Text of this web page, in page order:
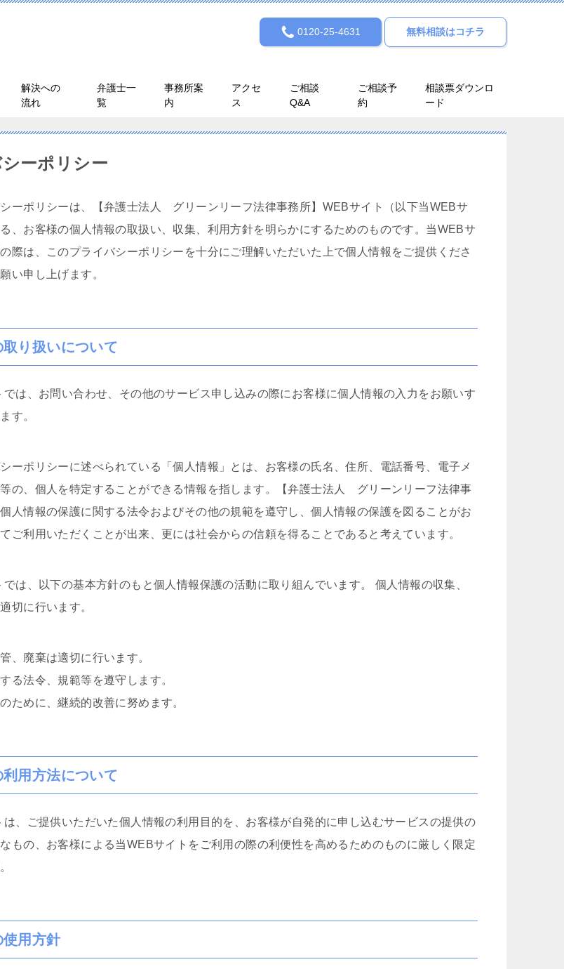
0120-25-4631 無料相談はコチラ
解決への
流れ
弁護士一
覧
事務所案
内
アクセ
ス
ご相談
Q&A
ご相談予
約
相談票ダウンロ
ード
ーポリシー
ーポリシーは、【弁護士法人 グリーンリーフ法律事務所】WEBサイト（以下当WEBサ
、お客様の個人情報の取扱い、収集、利用方針を明らかにするためのものです。当WEBサ
際は、このプライバシーポリシーを十分にご理解いただいた上で個人情報をご提供くださ
い申し上げます。
り扱いについて
では、お問い合わせ、その他のサービス申し込みの際にお客様に個人情報の入力をお願いす
す。
ーポリシーに述べられている「個人情報」とは、お客様の氏名、住所、電話番号、電子メ
の、個人を特定することができる情報を指します。【弁護士法人 グリーンリーフ法律事
人情報の保護に関する法令およびその他の規範を遵守し、個人情報の保護を図ることがお
ご利用いただくことが出来、更には社会からの信頼を得ることであると考えています。
は、以下の基本方針のもと個人情報保護の活動に取り組んでいます。 個人情報の収集、
切に行います。
、廃棄は適切に行います。
る法令、規範等を遵守します。
ために、継続的改善に努めます。
用方法について
は、ご提供いただいた個人情報の利用目的を、お客様が自発的に申し込むサービスの提供の
もの、お客様による当WEBサイトをご利用の際の利便性を高めるためのものに厳しく限定
使用方針
費、不倫
にテクニ
歩いた大
す。事務
です。自
護士さ
のレス
停になる
になりま
ら、ヤオ
栄養ドリ
ri
1 か月 前
交通事故の件で遠藤さんにお世話
になりました。丁寧かつ迅速に対
応していただき、安心してお任せ
れるのも便利でした。ありがとう
ございました。
続きを読む
この度は、夫の労災で会社側との
傷が激しく、理解力が低下してい
る事から、会社側は
成年後見人を立てる様要求してき
「成年後見人を立てる必要はな
損害賠償金も会社側の提示よりも
続きを読む